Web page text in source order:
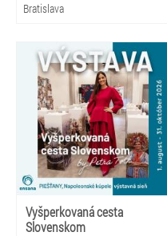
Bratislava
Vyšperkovaná cesta
Slovenskom